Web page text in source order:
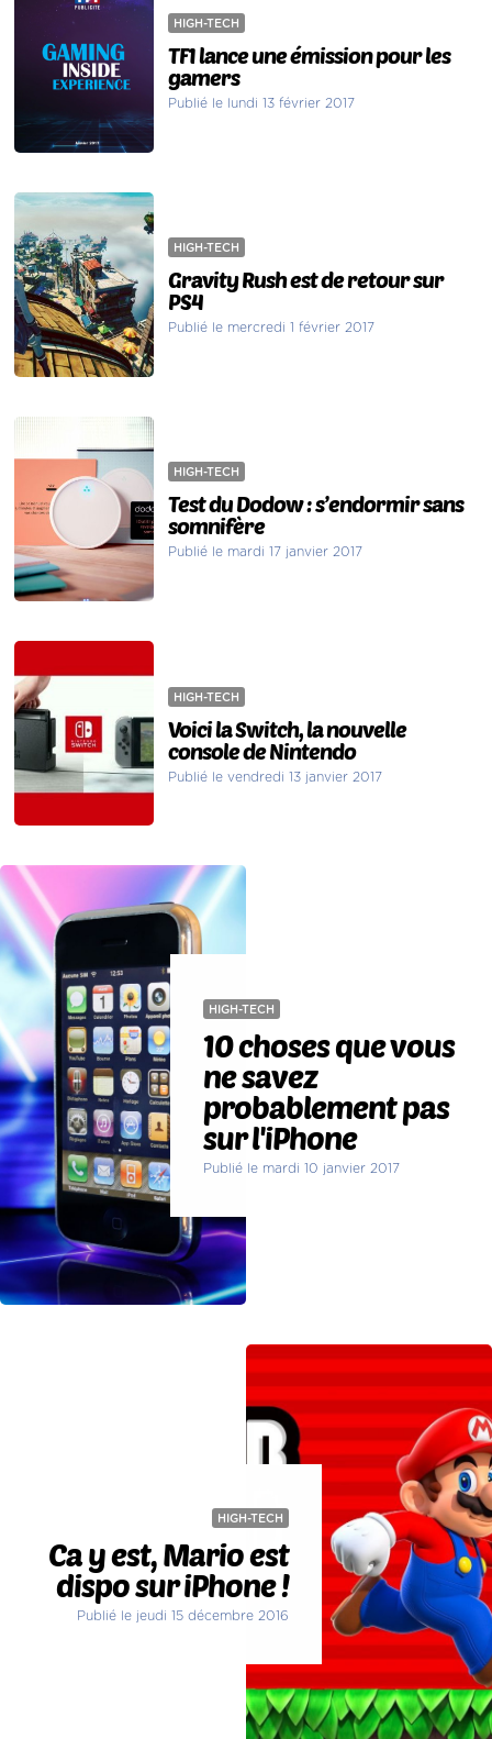
HIGH-TECH
TF1 lance une émission pour les
gamers
Publié le lundi 13 février 2017
HIGH-TECH
Gravity Rush est de retour sur
PS4
Publié le mercredi 1 février 2017
HIGH-TECH
Test du Dodow : s’endormir sans
somnifère
Publié le mardi 17 janvier 2017
HIGH-TECH
Voici la Switch, la nouvelle
console de Nintendo
Publié le vendredi 13 janvier 2017
HIGH-TECH
10 choses que vous
ne savez
probablement pas
sur l'iPhone
Publié le mardi 10 janvier 2017
HIGH-TECH
Ca y est, Mario est
dispo sur iPhone !
Publié le jeudi 15 décembre 2016